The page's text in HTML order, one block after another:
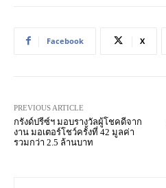
Facebook X
PREVIOUS ARTICLE
กรังด์ปรีซ์ฯ มอบรางวัลผู้โชคดีจาก
งาน มอเตอร์โชว์ครั้งที่ 42 มูลค่า
รวมกว่า 2.5 ล้านบาท